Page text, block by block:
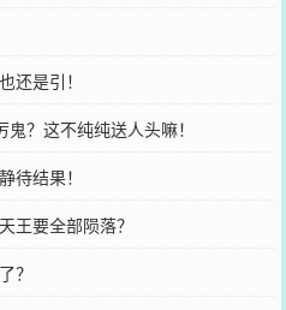
还是引！
？这不纯纯送人头嘛！
待结果！
王要全部陨落？
？